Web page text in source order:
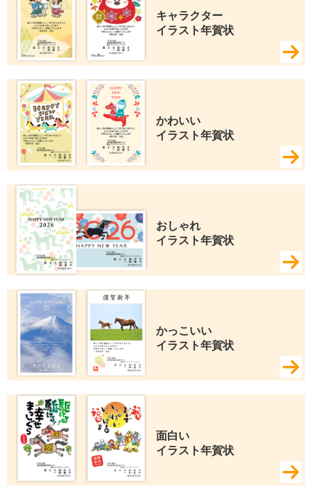
キャラクター
イラスト年賀状
かわいい
イラスト年賀状
おしゃれ
イラスト年賀状
かっこいい
イラスト年賀状
面白い
イラスト年賀状